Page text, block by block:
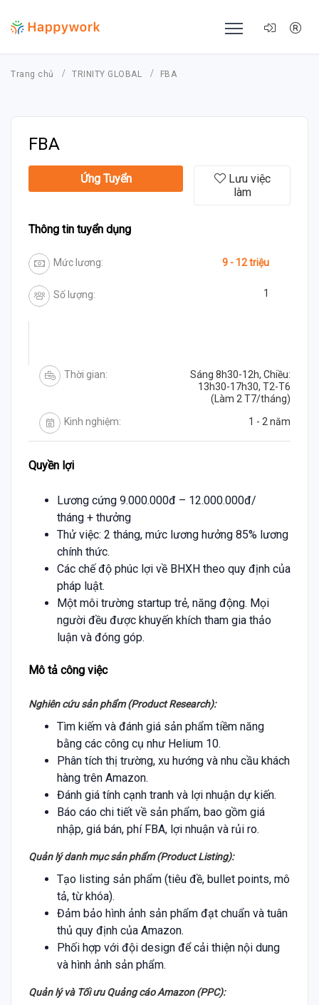
Trang chủ TRINITY GLOBAL FBA
FBA
Ứng Tuyển
Lưu việc
làm
Thông tin tuyển dụng
Mức lương: 9 - 12 triệu
Số lượng: 1
Thời gian:
Sáng 8h30-12h, Chiều:
13h30-17h30, T2-T6
(Làm 2 T7/tháng)
Kinh nghiệm:
1 - 2 năm
Quyền lợi
Lương cứng 9.000.000đ – 12.000.000đ/
tháng + thưởng
Thử việc: 2 tháng, mức lương hưởng 85% lương
chính thức.
Các chế độ phúc lợi về BHXH theo quy định của
pháp luật.
Một môi trường startup trẻ, năng động. Mọi
người đều được khuyến khích tham gia thảo
luận và đóng góp.
Mô tả công việc
Nghiên cứu sản phẩm (Product Research):
Tìm kiếm và đánh giá sản phẩm tiềm năng
bằng các công cụ như Helium 10.
Phân tích thị trường, xu hướng và nhu cầu khách
hàng trên Amazon.
Đánh giá tính cạnh tranh và lợi nhuận dự kiến.
Báo cáo chi tiết về sản phẩm, bao gồm giá
nhập, giá bán, phí FBA, lợi nhuận và rủi ro.
Quản lý danh mục sản phẩm (Product Listing):
Tạo listing sản phẩm (tiêu đề, bullet points, mô
tả, từ khóa).
Đảm bảo hình ảnh sản phẩm đạt chuẩn và tuân
thủ quy định của Amazon.
Phối hợp với đội design để cải thiện nội dung
và hình ảnh sản phẩm.
Quản lý và Tối ưu Quảng cáo Amazon (PPC):